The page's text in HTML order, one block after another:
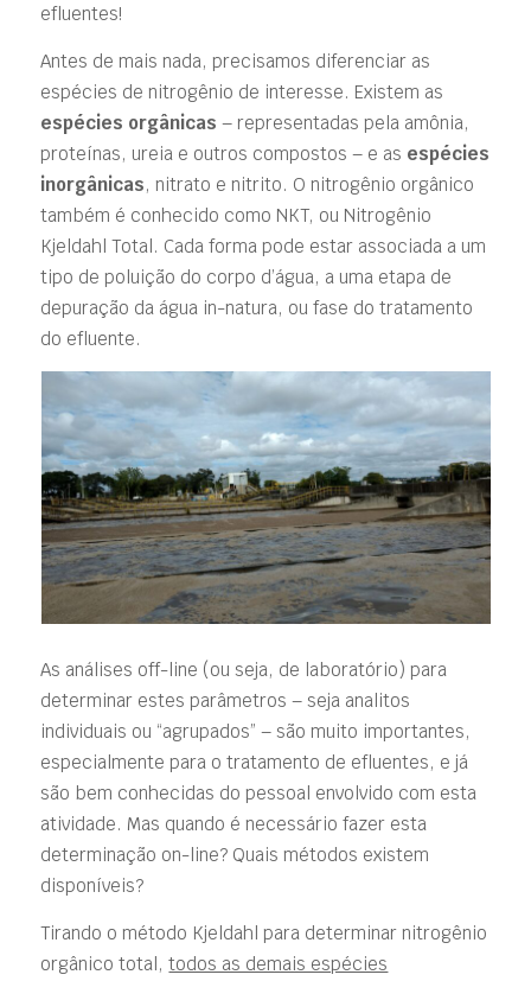
efluentes!
Antes de mais nada, precisamos diferenciar as
espécies de nitrogênio de interesse. Existem as
espécies orgânicas– representadas pela amônia,
proteínas, ureia e outros compostos – e as espécies
inorgânicas, nitrato e nitrito. O nitrogênio orgânico
também é conhecido como NKT, ou Nitrogênio
Kjeldahl Total. Cada forma pode estar associada a um
tipo de poluição do corpo d’água, a uma etapa de
depuração da água in-natura, ou fase do tratamento
do efluente.
As análises off-line (ou seja, de laboratório) para
determinar estes parâmetros – seja analitos
individuais ou “agrupados” – são muito importantes,
especialmente para o tratamento de efluentes, e já
são bem conhecidas do pessoal envolvido com esta
atividade. Mas quando é necessário fazer esta
determinação on-line? Quais métodos existem
disponíveis?
Tirando o método Kjeldahl para determinar nitrogênio
orgânico total,todos as demais espécies